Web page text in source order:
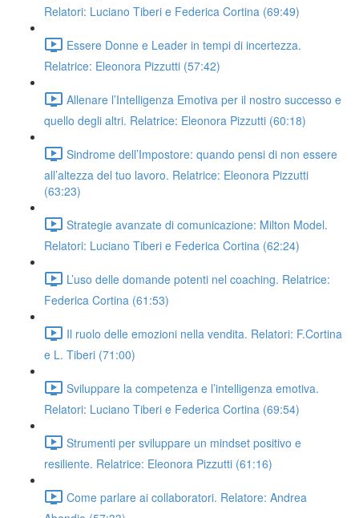
Relatori: Luciano Tiberi e Federica Cortina (69:49)
Essere Donne e Leader in tempi di incertezza.
Relatrice: Eleonora Pizzutti (57:42)
Allenare l’Intelligenza Emotiva per il nostro successo e
quello degli altri. Relatrice: Eleonora Pizzutti (60:18)
Sindrome dell’Impostore: quando pensi di non essere
all’altezza del tuo lavoro. Relatrice: Eleonora Pizzutti
(63:23)
Strategie avanzate di comunicazione: Milton Model.
Relatori: Luciano Tiberi e Federica Cortina (62:24)
L’uso delle domande potenti nel coaching. Relatrice:
Federica Cortina (61:53)
Il ruolo delle emozioni nella vendita. Relatori: F.Cortina
e L. Tiberi (71:00)
Sviluppare la competenza e l’intelligenza emotiva.
Relatori: Luciano Tiberi e Federica Cortina (69:54)
Strumenti per sviluppare un mindset positivo e
resiliente. Relatrice: Eleonora Pizzutti (61:16)
Come parlare ai collaboratori. Relatore: Andrea